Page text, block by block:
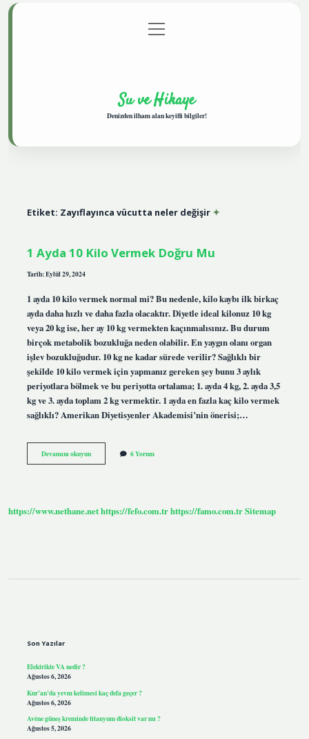
Gizlilik Politikası
menüyü
aç
Su ve Hikaye
Denizden ilham alan keyifli bilgiler!
Etiket: Zayıflayınca vücutta neler değişir
1 Ayda 10 Kilo Vermek Doğru Mu
Tarih: Eylül 29, 2024
1 ayda 10 kilo vermek normal mi? Bu nedenle, kilo kaybı ilk birkaç
ayda daha hızlı ve daha fazla olacaktır. Diyetle ideal kilonuz 10 kg
veya 20 kg ise, her ay 10 kg vermekten kaçınmalısınız. Bu durum
birçok metabolik bozukluğa neden olabilir. En yaygın olanı organ
işlev bozukluğudur. 10 kg ne kadar sürede verilir? Sağlıklı bir
şekilde 10 kilo vermek için yapmanız gereken şey bunu 3 aylık
periyotlara bölmek ve bu periyotta ortalama; 1. ayda 4 kg, 2. ayda 3,5
kg ve 3. ayda toplam 2 kg vermektir. 1 ayda en fazla kaç kilo vermek
sağlıklı? Amerikan Diyetisyenler Akademisi’nin önerisi;…
Devamını okuyun1
Ayda
Mu
6 Yorum
https://www.nethane.nethttps://fefo.com.trhttps://famo.com.trSitemap
Son Yazılar
Elektrikte VA nedir ?
Ağustos 6, 2026
Kur’an’da yevm kelimesi kaç defa geçer ?
Ağustos 6, 2026
Avène güneş kreminde titanyum dioksit var mı ?
Ağustos 5, 2026